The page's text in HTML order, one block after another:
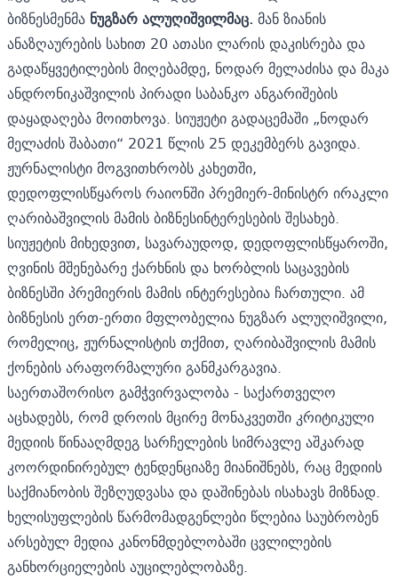
ბიზნესმენმა ნუგზარ ალუღიშვილმაც. მან ზიანის
ანაზღაურების სახით 20 ათასი ლარის დაკისრება და
გადაწყვეტილების მიღებამდე, ნოდარ მელაძისა და მაკა
ანდრონიკაშვილის პირადი საბანკო ანგარიშების
დაყადაღება მოითხოვა. სიუჟეტი გადაცემაში „ნოდარ
მელაძის შაბათი“ 2021 წლის 25 დეკემბერს გავიდა.
ჟურნალისტი მოგვითხრობს კახეთში,
დედოფლისწყაროს რაიონში პრემიერ-მინისტრ ირაკლი
ღარიბაშვილის მამის ბიზნესინტერესების შესახებ.
სიუჟეტის მიხედვით, სავარაუდოდ, დედოფლისწყაროში,
ღვინის მშენებარე ქარხნის და ხორბლის საცავების
ბიზნესში პრემიერის მამის ინტერესებია ჩართული. ამ
ბიზნესის ერთ-ერთი მფლობელია ნუგზარ ალუღიშვილი,
რომელიც, ჟურნალისტის თქმით, ღარიბაშვილის მამის
ქონების არაფორმალური განმკარგავია.
საერთაშორისო გამჭვირვალობა - საქართველო
აცხადებს, რომ დროის მცირე მონაკვეთში კრიტიკული
მედიის წინააღმდეგ სარჩელების სიმრავლე აშკარად
კოორდინირებულ ტენდენციაზე მიანიშნებს, რაც მედიის
საქმიანობის შეზღუდვასა და დაშინებას ისახავს მიზნად.
ხელისუფლების წარმომადგენლები წლებია საუბრობენ
არსებულ მედია კანონმდებლობაში ცვლილების
განხორციელების აუცილებლობაზე.